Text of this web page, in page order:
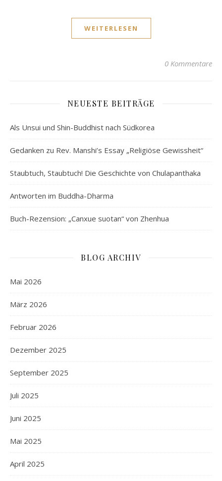
WEITERLESEN
0 Kommentare
NEUESTE BEITRÄGE
Als Unsui und Shin-Buddhist nach Südkorea
Gedanken zu Rev. Manshi’s Essay „Religiöse Gewissheit“
Staubtuch, Staubtuch! Die Geschichte von Chulapanthaka
Antworten im Buddha-Dharma
Buch-Rezension: „Canxue suotan“ von Zhenhua
BLOG ARCHIV
Mai 2026
März 2026
Februar 2026
Dezember 2025
September 2025
Juli 2025
Juni 2025
Mai 2025
April 2025